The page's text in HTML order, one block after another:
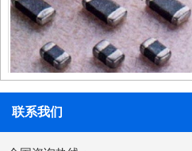
联系我们